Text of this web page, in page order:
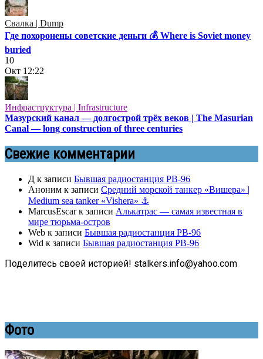
Свалка | Dump
Где похоронены советские деньги 💰 Where is Soviet money
buried
10
Окт 12:22
Инфраструктура | Infrastructure
Мазурский канал — долгострой трёх веков | The Masurian
Canal — long construction of three centuries
Свежие комментарии
Д к записи Бывшая радиостанция РВ-96
Аноним к записи Средний морской танкер «Вишера» |
Medium sea tanker «Vishera» ⚓
MarcusEscarк записи Алькатрас — самая известная в
мире тюрьма-остров
Web к записи Бывшая радиостанция РВ-96
Wid к записи Бывшая радиостанция РВ-96
Поделитесь своей историей! stalkers.info@yahoo.com
Фото